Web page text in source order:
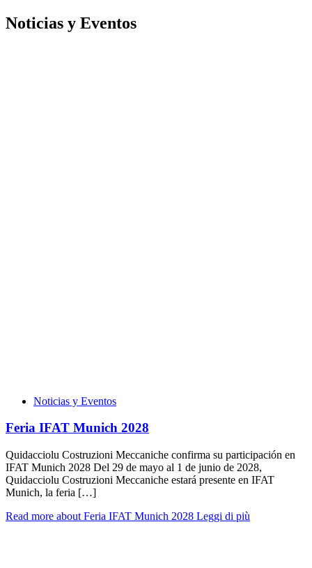
Noticias y Eventos
Noticias y Eventos
Feria IFAT Munich 2028
Quidacciolu Costruzioni Meccaniche confirma su participación en
IFAT Munich 2028 Del 29 de mayo al 1 de junio de 2028,
Quidacciolu Costruzioni Meccaniche estará presente en IFAT
Munich, la feria […]
Read more about Feria IFAT Munich 2028 Leggi di più